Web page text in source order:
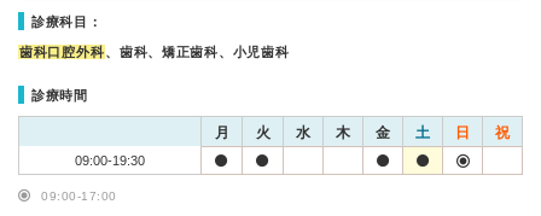
診療科目：
歯科口腔外科、歯科、矯正歯科、小児歯科
診療時間
月 火 水 木 金 土 日 祝
09:00-19:30
09:00-17:00